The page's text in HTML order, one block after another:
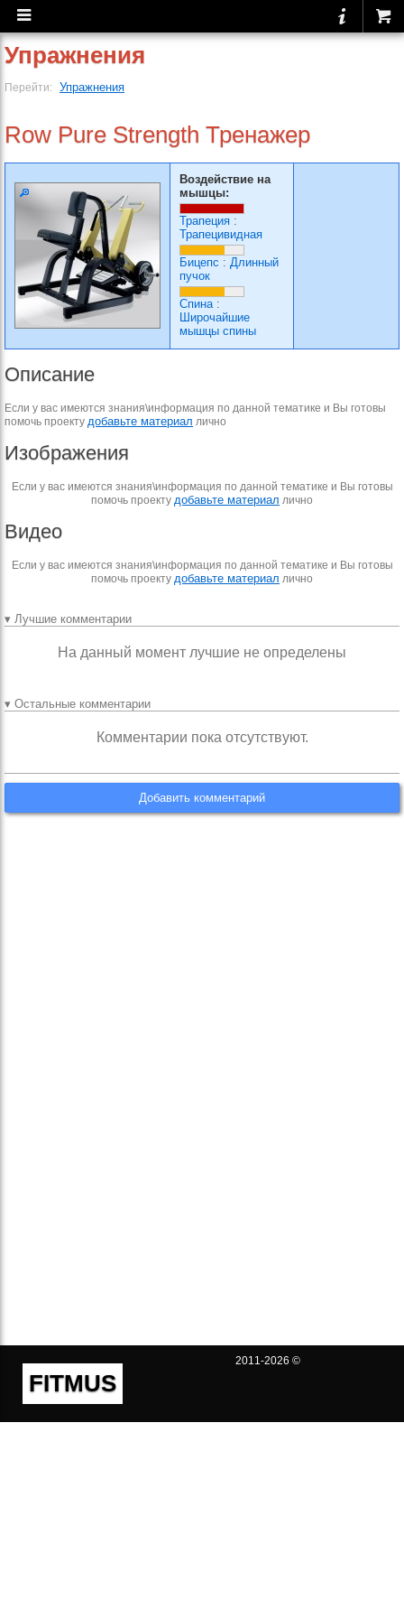
Упражнения
Перейти: Упражнения
Row Pure Strength Тренажер
Воздействие на
мышцы:
Трапеция :
Трапецивидная
Бицепс : Длинный
пучок
Спина:
Широчайшие
мышцы спины
Описание
Если у вас имеются знания\информация по данной тематике и Вы готовы
помочь проекту добавьте материал лично
Изображения
Если у вас имеются знания\информация по данной тематике и Вы готовы
помочь проекту добавьте материал лично
Видео
Если у вас имеются знания\информация по данной тематике и Вы готовы
помочь проекту добавьте материал лично
▾ Лучшие комментарии
На данный момент лучшие не определены
▾ Остальные комментарии
Комментарии пока отсутствуют.
Добавить комментарий
FITMUS
2011-2026 ©